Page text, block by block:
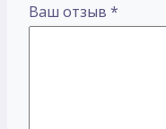
Ваш отзыв *